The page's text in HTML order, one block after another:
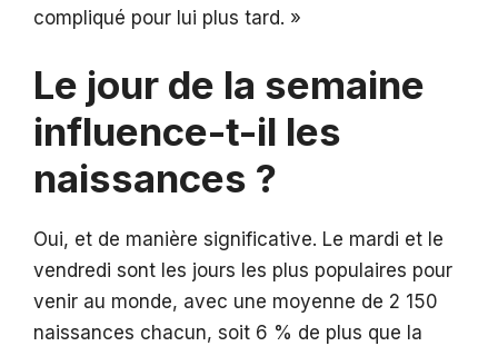
compliqué pour lui plus tard. »
Le jour de la semaine
influence-t-il les
naissances ?
Oui, et de manière significative. Le mardi et le
vendredi sont les jours les plus populaires pour
venir au monde, avec une moyenne de 2 150
naissances chacun, soit 6 % de plus que la